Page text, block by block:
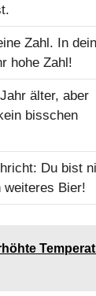
Zahl. In
hohe Zahl!
älter, aber
bisschen
Du bist
Bier!